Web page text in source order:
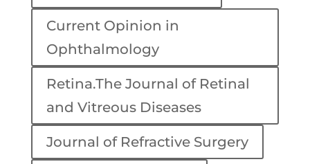
Current Opinion in
Ophthalmology
Retina.The Journal of Retinal
and Vitreous Diseases
Journal of Refractive Surgery